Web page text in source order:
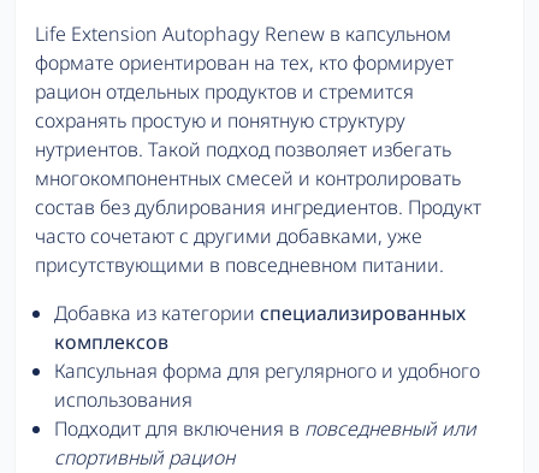
Life Extension Autophagy Renew в капсульном
формате ориентирован на тех, кто формирует
рацион отдельных продуктов и стремится
сохранять простую и понятную структуру
нутриентов. Такой подход позволяет избегать
многокомпонентных смесей и контролировать
состав без дублирования ингредиентов. Продукт
часто сочетают с другими добавками, уже
присутствующими в повседневном питании.
Добавка из категории специализированных
комплексов
Капсульная форма для регулярного и удобного
использования
Подходит для включения в повседневный или
спортивный рацион